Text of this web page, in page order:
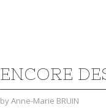
ENCORE
byAnne-Marie BRUIN